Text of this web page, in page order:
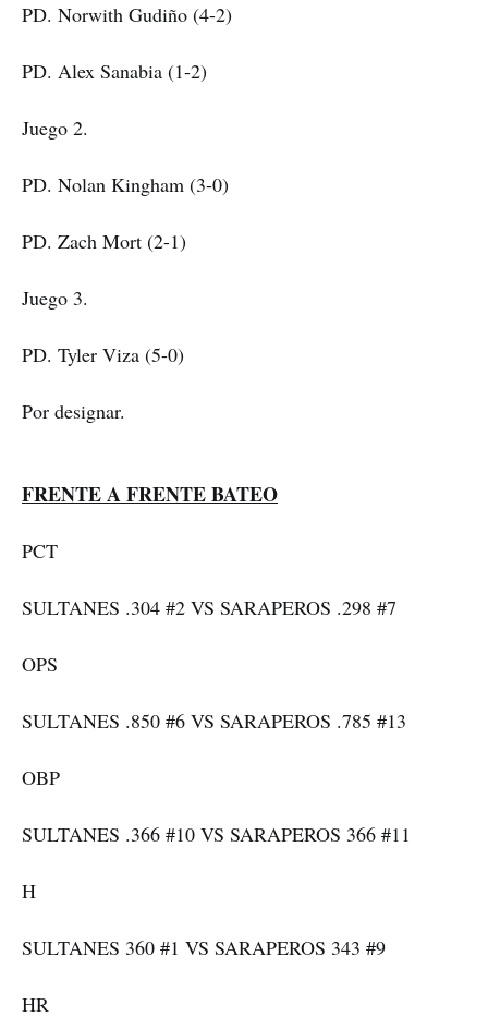
PD. Norwith Gudiño (4-2)
PD. Alex Sanabia (1-2)
Juego 2.
PD. Nolan Kingham (3-0)
PD. Zach Mort (2-1)
Juego 3.
PD. Tyler Viza (5-0)
Por designar.
FRENTE A FRENTE BATEO
PCT
SULTANES .304 #2 VS SARAPEROS .298 #7
OPS
SULTANES .850 #6 VS SARAPEROS .785 #13
OBP
SULTANES .366 #10 VS SARAPEROS 366 #11
H
SULTANES 360 #1 VS SARAPEROS 343 #9
HR